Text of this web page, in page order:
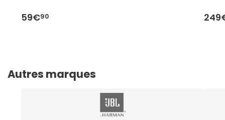
59€90
Autres marques